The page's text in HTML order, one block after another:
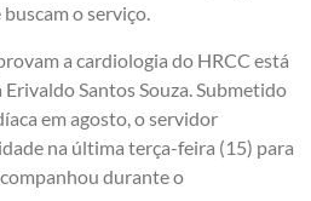
o serviço.
a cardiologia do HRCC está
Santos Souza. Submetido
em agosto, o servidor
na última terça-feira (15) para
durante o